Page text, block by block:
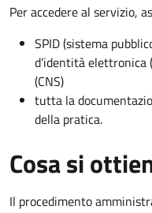
Per accedere al servizio,
SPID (sistema
d’identità elettronica
(CNS)
tutta la
della pratica.
Cosa si
Il procedimento